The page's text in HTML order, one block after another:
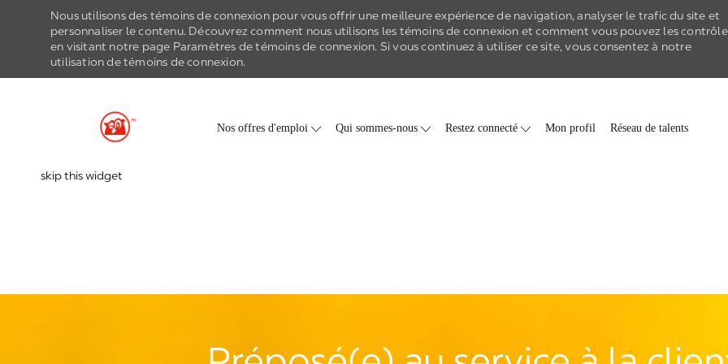
Nous utilisons des témoins de connexion pour vous offrir une meilleure expérience de navigation, analyser le trafic du site et
personnaliser le contenu. Découvrez comment nous utilisons les témoins de connexion et comment vous pouvez les
en visitant notre page Paramètres detémoins de connexion. Si vous continuez à utiliser ce site, vous consentez à notre
utilisation detémoins de connexion.
Skip to main content
Nos offres d'emploi Qui sommes-nous Restez connecté Mon profil Réseau de talents
skip this widget